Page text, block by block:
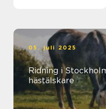
05. juli 2025
Ridning i
hästälskare